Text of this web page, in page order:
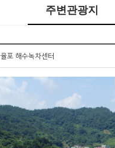
주변관광지
율포 해수녹차센터